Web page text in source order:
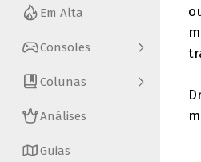
Em Alta
Consoles
Colunas
Análises
Guias